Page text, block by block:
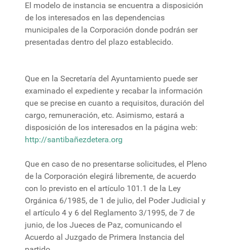
El modelo de instancia se encuentra a disposición
de los interesados en las dependencias
municipales de la Corporación donde podrán ser
presentadas dentro del plazo establecido.
Que en la Secretaría del Ayuntamiento puede ser
examinado el expediente y recabar la información
que se precise en cuanto a requisitos, duración del
cargo, remuneración, etc. Asimismo, estará a
disposición de los interesados en la página web:
http://santibañezdetera.org
Que en caso de no presentarse solicitudes, el Pleno
de la Corporación elegirá libremente, de acuerdo
con lo previsto en el artículo 101.1 de la Ley
Orgánica 6/1985, de 1 de julio, del Poder Judicial y
el artículo 4 y 6 del Reglamento 3/1995, de 7 de
junio, de los Jueces de Paz, comunicando el
Acuerdo al Juzgado de Primera Instancia del